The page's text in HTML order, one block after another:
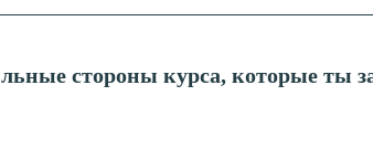
стороны курса, которые ты